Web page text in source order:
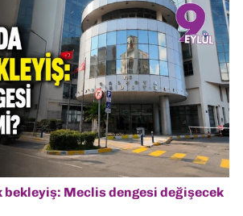
bekleyiş: Meclis dengesi değişecek